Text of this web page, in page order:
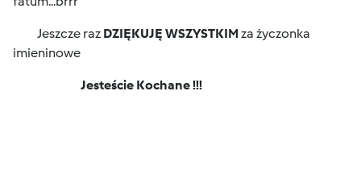
Jeszcze raz DZIĘKUJĘ WSZYSTKIM za życzonka
imieninowe
Jesteście Kochane !!!